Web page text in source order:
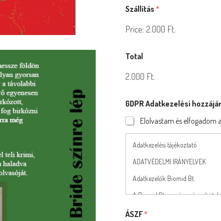
Szállítás *
Price: 2.000 Ft.
Total
2.000 Ft.
GDPR Adatkezelési
Elolvastam és elfogadom
Adatkezelési tájékoztató
ADATVÉDELMI IRÁNYELVEK
Adatkezelők Biomid Bt.
A Biomid Bt. magára nézve
tevékenység megfelel a jelen
ÁSZF*